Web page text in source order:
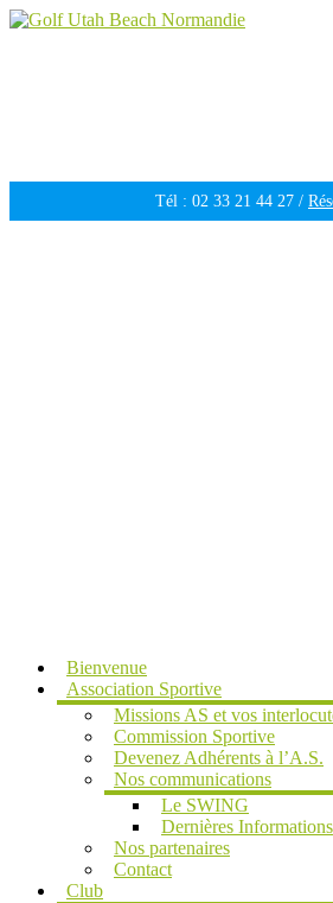
Tél : 02 33 21 44 27 /
Bienvenue
Association Sportive
Missions AS et vos
Commission Sportive
Devenez Adhérents à l’A.S.
Nos communications
Le SWING
Dernières Informations
Nos partenaires
Contact
Club